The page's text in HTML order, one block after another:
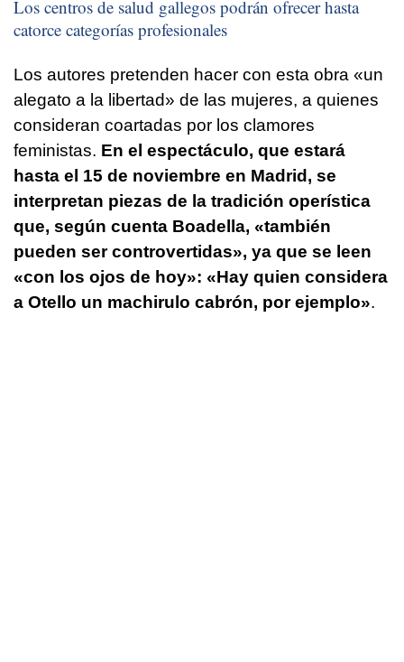
Los centros de salud gallegos podrán ofrecer hasta
catorce categorías profesionales
Los autores pretenden hacer con esta obra «un
alegato a la libertad» de las mujeres, a quienes
consideran coartadas por los clamores
feministas. En el espectáculo, que estará
hasta el 15 de noviembre en Madrid, se
interpretan piezas de la tradición operística
que, según cuenta Boadella, «también
pueden ser controvertidas», ya que se leen
«con los ojos de hoy»: «Hay quien considera
a Otello un machirulo cabrón, por ejemplo».